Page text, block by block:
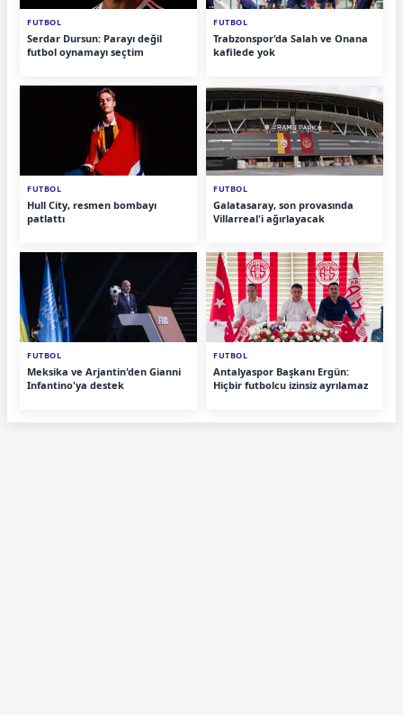
FUTBOL
Serdar Dursun: Parayı değil
futbol oynamayı seçtim
FUTBOL
Trabzonspor'da Salah ve Onana
kafilede yok
FUTBOL
Hull City, resmen bombayı
patlattı
FUTBOL
Galatasaray, son provasında
Villarreal'i ağırlayacak
FUTBOL
Meksika ve Arjantin'den Gianni
Infantino'ya destek
FUTBOL
Antalyaspor Başkanı Ergün:
Hiçbir futbolcu izinsiz ayrılamaz